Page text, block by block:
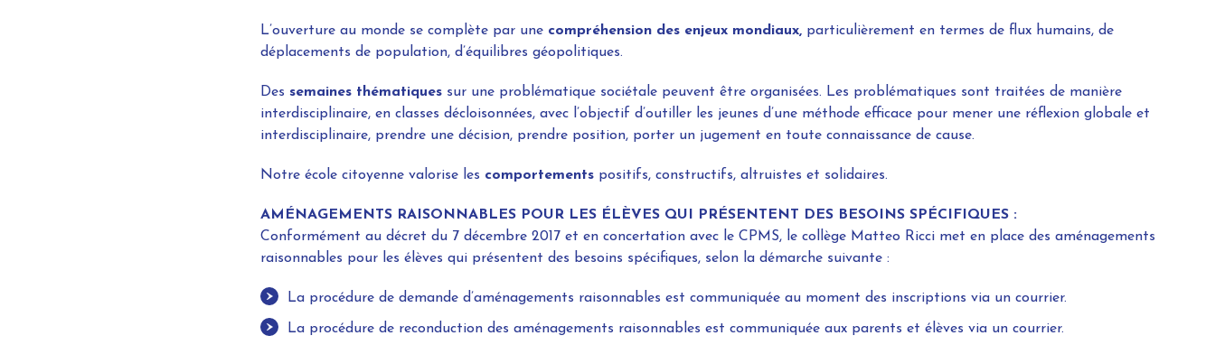
L’ouverture au monde se complète par une compréhension des enjeux mondiaux,particulièrement en termes de flux humains, de
déplacements de population, d’équilibres géopolitiques.
Des semaines thématiquessur une problématique sociétale peuvent être organisées. Les problématiques sont traitées de manière
interdisciplinaire, en classes décloisonnées, avec l’objectif d’outiller les jeunes d’une méthode efficace pour mener une réflexion globale et
interdisciplinaire, prendre une décision, prendre position, porter un jugement en toute connaissance de cause.
Notre école citoyenne valorise les comportementspositifs, constructifs, altruistes et solidaires.
AMÉNAGEMENTS RAISONNABLES POUR LES ÉLÈVES QUI PRÉSENTENT DES BESOINS SPÉCIFIQUES :
Conformément au décret du 7 décembre 2017 et en concertation avec le CPMS, le collège Matteo Ricci met en place des aménagements
raisonnables pour les élèves qui présentent des besoins spécifiques, selon la démarche suivante :
La procédure de demande d’aménagements raisonnables est communiquée au moment des inscriptions via un courrier.
La procédure de reconduction des aménagements raisonnables est communiquée aux parents et élèves via un courrier.